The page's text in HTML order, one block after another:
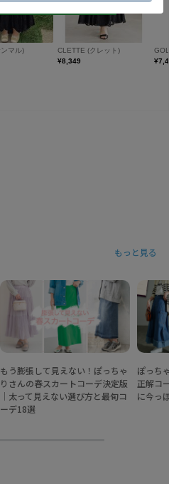
もっと見る
もう膨張して見えない！ぽっちゃ
りさんの春スカートコーデ決定版
│太って見えない選び方と最旬コ
ーデ18選
ぽっち
正解コ
に今っ